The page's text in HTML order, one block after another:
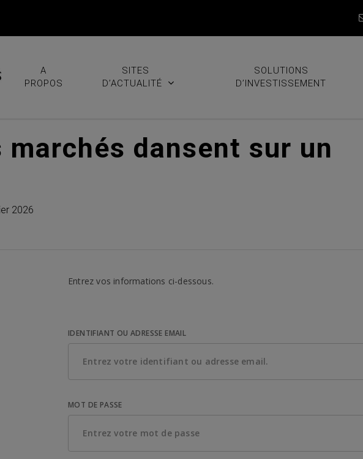
A
PROPOS
SITES
D’ACTUALITÉ
SOLUTIONS
D’INVESTISSEMENT
marchés dansent sur un
2026
Entrez vos informations ci-dessous.
IDENTIFIANT OU ADRESSE EMAIL
MOT DE PASSE